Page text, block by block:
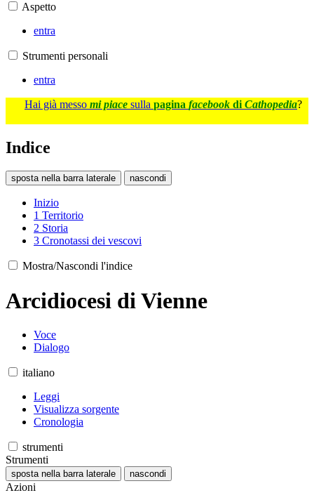
Aspetto
entra
Strumenti personali
entra
Hai già messo mi piace sulla pagina facebook di Cathopedia?
Indice
sposta nella barra laterale nascondi
Inizio
1 Territorio
2 Storia
3 Cronotassi dei vescovi
Mostra/Nascondi l'indice
Arcidiocesi di Vienne
Voce
Dialogo
italiano
Leggi
Visualizza sorgente
Cronologia
strumenti
Strumenti
sposta nella barra laterale nascondi
Azioni